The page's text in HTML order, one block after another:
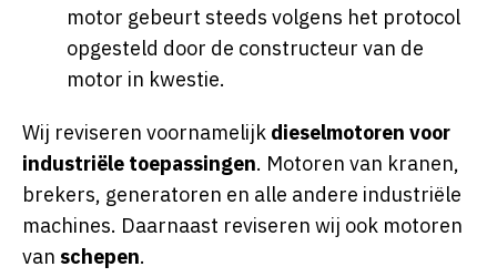
motor gebeurt steeds volgens het protocol
opgesteld door de constructeur van de
motor in kwestie.
Wij reviseren voornamelijk dieselmotoren voor
industriële toepassingen. Motoren van kranen,
brekers, generatoren en alle andere industriële
machines. Daarnaast reviseren wij ook motoren
van schepen.